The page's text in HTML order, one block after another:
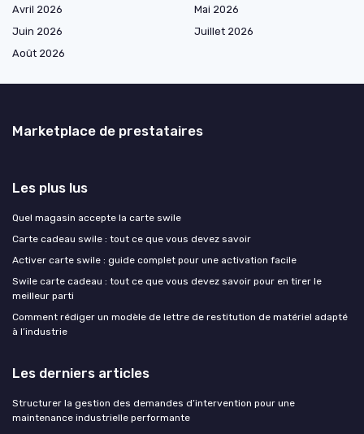
Avril 2026
Mai 2026
Juin 2026
Juillet 2026
Août 2026
Marketplace de prestataires
Les plus lus
Quel magasin accepte la carte swile
Carte cadeau swile : tout ce que vous devez savoir
Activer carte swile : guide complet pour une activation facile
Swile carte cadeau : tout ce que vous devez savoir pour en tirer le
meilleur parti
Comment rédiger un modèle de lettre de restitution de matériel adapté
à l’industrie
Les derniers articles
Structurer la gestion des demandes d’intervention pour une
maintenance industrielle performante